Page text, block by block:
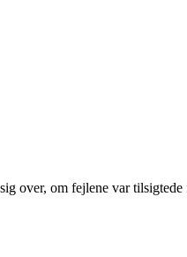
over, om fejlene var tilsigtede